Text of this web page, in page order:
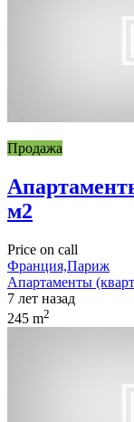
Продажа
м2
Price on call
Франция,Париж
Апартаменты
7 лет назад
245 m2